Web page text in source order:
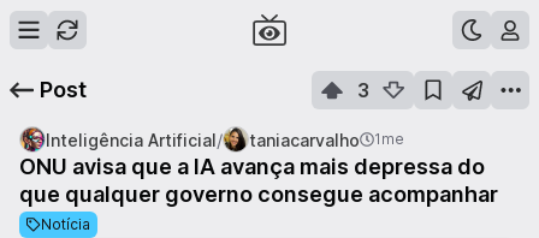
Post 3
Inteligência Artificial/ taniacarvalho 1me
ONU avisa que a IA avança mais depressa do
que qualquer governo consegue acompanhar
Notícia